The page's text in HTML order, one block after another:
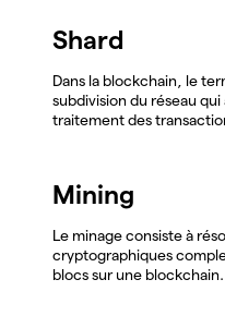
Shard
Dans la blockchain, le
subdivision du réseau
traitement des
Mining
Le minage consiste à
cryptographiques
blocs sur une blockchain.